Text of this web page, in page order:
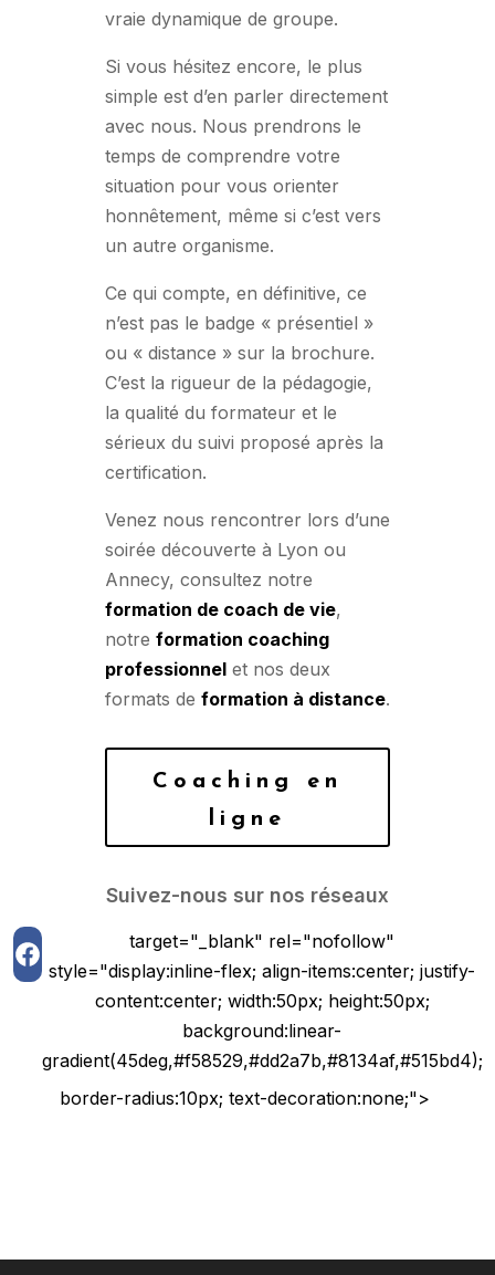
vraie dynamique de groupe.
Si vous hésitez encore, le plus
simple est d’en parler directement
avec nous. Nous prendrons le
temps de comprendre votre
situation pour vous orienter
honnêtement, même si c’est vers
un autre organisme.
Ce qui compte, en définitive, ce
n’est pas le badge « présentiel »
ou « distance » sur la brochure.
C’est la rigueur de la pédagogie,
la qualité du formateur et le
sérieux du suivi proposé après la
certification.
Venez nous rencontrer lors d’une
soirée découverte à Lyon ou
Annecy, consultez notre
formation de coach de vie,
notre formation coaching
professionnelet nos deux
formats de formation à distance.
Coaching en
ligne
Suivez-nous sur nos réseaux
target="_blank" rel="nofollow"
style="display:inline-flex; align-items:center; justify-
content:center; width:50px; height:50px;
background:linear-
gradient(45deg,#f58529,#dd2a7b,#8134af,#515bd4);
border-radius:10px; text-decoration:none;">